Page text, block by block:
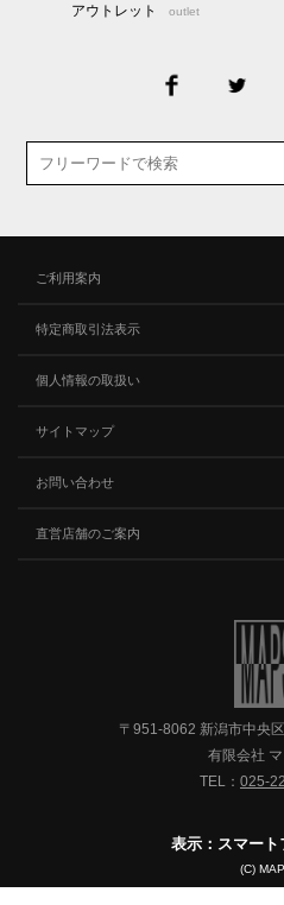
アウトレット outlet
ご利用案内
特定商取引法表示
個人情報の取扱い
サイトマップ
お問い合わせ
直営店舗のご案内
〒951-8062 新潟市中央
有限会社
TEL： 025-
表示：スマート
(C)